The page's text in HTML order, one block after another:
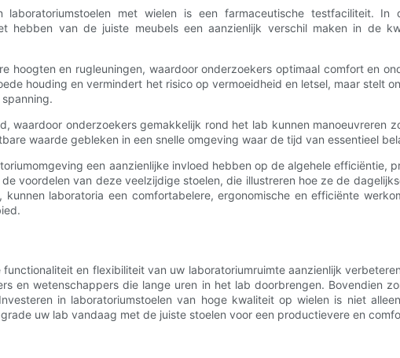
met wielen is een farmaceutische testfaciliteit. In
hebben van de juiste meubels een aanzienlijk verschil maken in de
hoogten en rugleuningen, waardoor onderzoekers optimaal comfort en
houding en vermindert het risico op vermoeidheid en letsel, maar stelt
waardoor onderzoekers gemakkelijk rond het lab kunnen manoeuvreren
waarde gebleken in een snelle omgeving waar de tijd van essentieel
een aanzienlijke invloed hebben op de algehele efficiëntie,
voordelen van deze veelzijdige stoelen, die illustreren hoe ze de
laboratoria een comfortabelere, ergonomische en efficiënte
en flexibiliteit van uw laboratoriumruimte aanzienlijk
en wetenschappers die lange uren in het lab doorbrengen. Bovendien
in laboratoriumstoelen van hoge kwaliteit op wielen is niet
uw lab vandaag met de juiste stoelen voor een productievere en